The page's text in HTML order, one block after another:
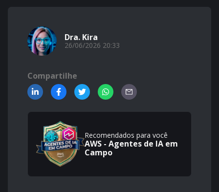
Dra. Kira
26/06/2026 20:33
Compartilhe
Recomendados para você
AWS - Agentes de IA em
Campo